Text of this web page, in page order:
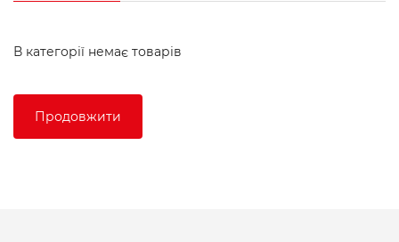
В категорії немає товарів
Продовжити